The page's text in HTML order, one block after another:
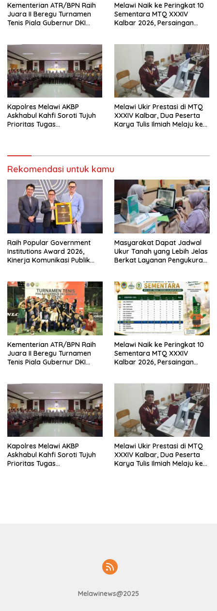
Kementerian ATR/BPN Raih
Juara II Beregu Turnamen
Tenis Piala Gubernur DKI
Melawi Naik ke Peringkat 10
Sementara MTQ XXXIV
Kalbar 2026, Persaingan
Kapolres Melawi AKBP
Askhabul Kahfi Soroti Tujuh
Prioritas Tugas
Melawi Ukir Prestasi di MTQ
XXXIV Kalbar, Dua Peserta
Karya Tulis Ilmiah Melaju ke
Rekomendasi untuk kamu
Raih Popular Government
Institutions Award 2026,
Kinerja Komunikasi Publik
Masyarakat Dapat Jadwal
Ukur Tanah yang Lebih Jelas
Berkat Layanan Pengukuran
Kementerian ATR/BPN Raih
Juara II Beregu Turnamen
Tenis Piala Gubernur DKI
Melawi Naik ke Peringkat 10
Sementara MTQ XXXIV
Kalbar 2026, Persaingan
Kapolres Melawi AKBP
Askhabul Kahfi Soroti Tujuh
Prioritas Tugas
Melawi Ukir Prestasi di MTQ
XXXIV Kalbar, Dua Peserta
Karya Tulis Ilmiah Melaju ke
Melawinews@2025